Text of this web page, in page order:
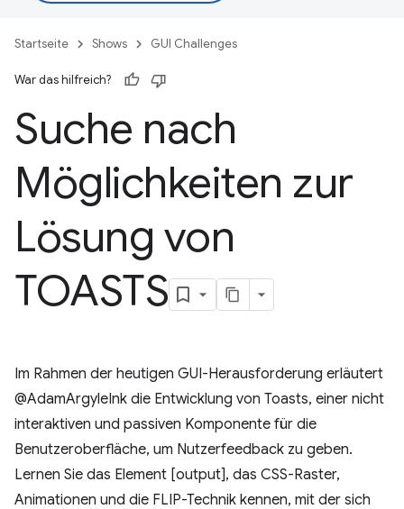
Startseite Shows GUI Challenges
War das hilfreich?
Suche nach
Möglichkeiten zur
Lösung von
TOASTS
Im Rahmen der heutigen GUI-Herausforderung erläutert
@AdamArgyleInk die Entwicklung von Toasts, einer nicht
interaktiven und passiven Komponente für die
Benutzeroberfläche, um Nutzerfeedback zu geben.
Lernen Sie das Element [output], das CSS-Raster,
Animationen und die FLIP-Technik kennen, mit der sich